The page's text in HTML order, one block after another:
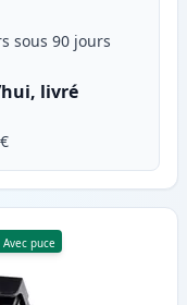
sous 90 jours
livré
Avec puce